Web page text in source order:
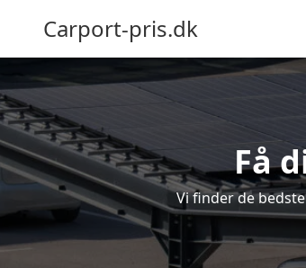
Carport-pris.dk
Få
Vi finder de